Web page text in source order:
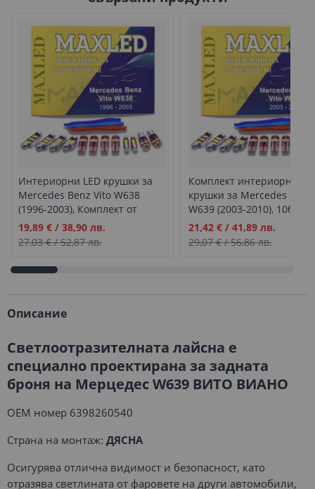
Интериорни LED крушки за
Mercedes Benz Vito W638
(1996-2003), Комплект от
10бр.
Промо
цена
19,89 € / 38,90 лв.
27,03 €/52,87 лв.
Комплект интериорни
крушки за Mercedes Benz
W639 (2003-2010), 10бр.
Промо
цена
21,42 €/ 41,89 лв.
29,07 €/56,86 лв.
Описание
Светлоотразителната лайсна е
специално проектирана за задната
броня на Мерцедес W639 ВИТО ВИАНО
OEM номер 6398260540
Страна на монтаж: ДЯСНА
Осигурява отлична видимост и безопасност, като
отразява светлината от фаровете на други автомобили,